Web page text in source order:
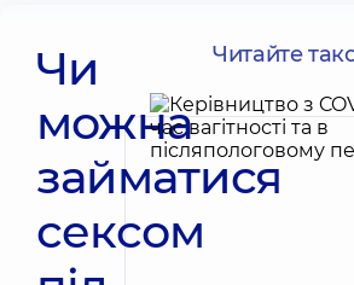
Чи
можна
займатися
сексом
Читайте